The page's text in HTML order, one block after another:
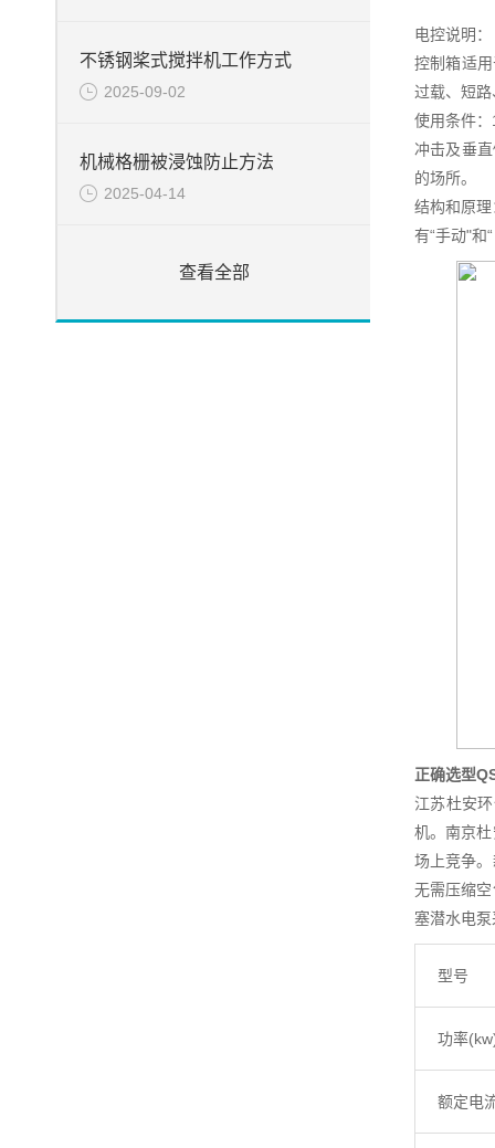
不锈钢桨式搅拌机工作方式
2025-09-02
机械格栅被浸蚀防止方法
2025-04-14
查看全部
电控说明：
控制箱适
过载、短
使用条件
冲击及垂
的场所。
结构和原
有“手动"和
正确选型
江苏杜安
机。南京
场上竞争
无需压缩
塞潜水电
型号
功率
额定电